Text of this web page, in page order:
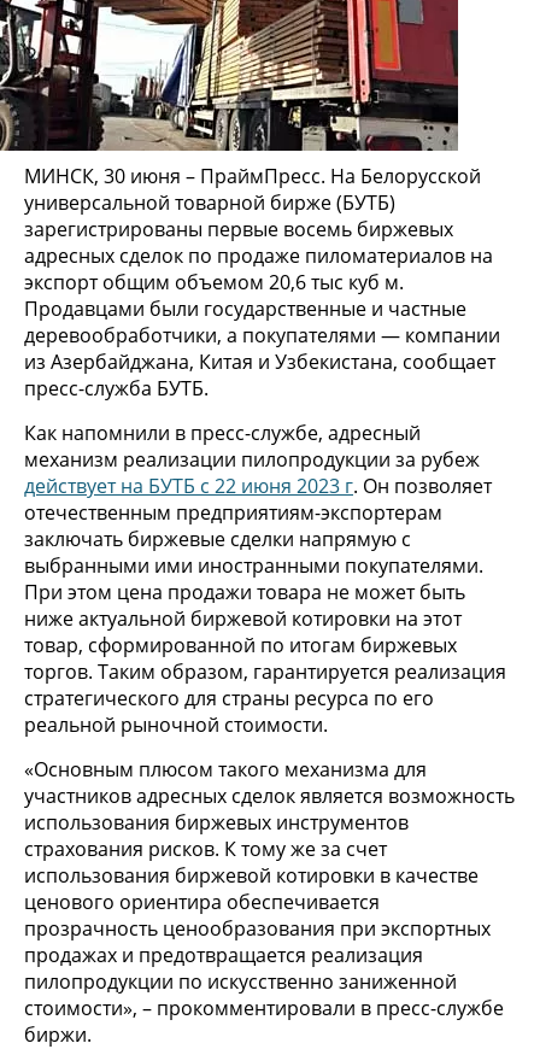
МИНСК, 30 июня – ПраймПресс. На Белорусской
универсальной товарной бирже (БУТБ)
зарегистрированы первые восемь биржевых
адресных сделок по продаже пиломатериалов на
экспорт общим объемом 20,6 тыс куб м.
Продавцами были государственные и частные
деревообработчики, а покупателями — компании
из Азербайджана, Китая и Узбекистана, сообщает
пресс-служба БУТБ.
Как напомнили в пресс-службе, адресный
механизм реализации пилопродукции за рубеж
действует на БУТБ с 22 июня 2023 г. Он позволяет
отечественным предприятиям-экспортерам
заключать биржевые сделки напрямую с
выбранными ими иностранными покупателями.
При этом цена продажи товара не может быть
ниже актуальной биржевой котировки на этот
товар, сформированной по итогам биржевых
торгов. Таким образом, гарантируется реализация
стратегического для страны ресурса по его
реальной рыночной стоимости.
«Основным плюсом такого механизма для
участников адресных сделок является возможность
использования биржевых инструментов
страхования рисков. К тому же за счет
использования биржевой котировки в качестве
ценового ориентира обеспечивается
прозрачность ценообразования при экспортных
продажах и предотвращается реализация
пилопродукции по искусственно заниженной
стоимости», – прокомментировали в пресс-службе
биржи.